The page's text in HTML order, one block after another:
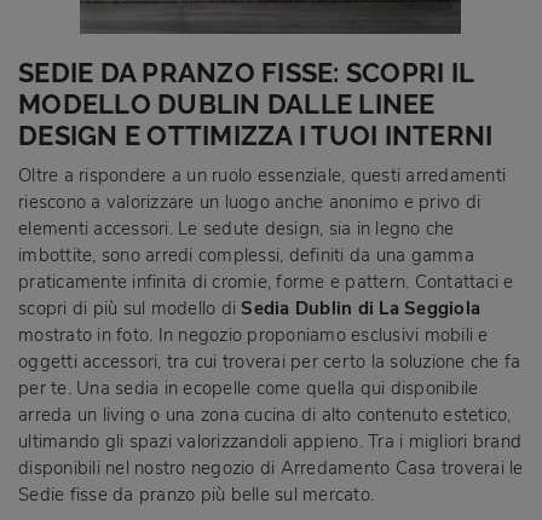
SEDIE DA PRANZO FISSE: SCOPRI IL
MODELLO DUBLIN DALLE LINEE
DESIGN E OTTIMIZZA I TUOI INTERNI
Oltre a rispondere a un ruolo essenziale, questi arredamenti
riescono a valorizzare un luogo anche anonimo e privo di
elementi accessori. Le sedute design, sia in legno che
imbottite, sono arredi complessi, definiti da una gamma
praticamente infinita di cromie, forme e pattern. Contattaci e
scopri di più sul modello di Sedia Dublin di La Seggiola
mostrato in foto. In negozio proponiamo esclusivi mobili e
oggetti accessori, tra cui troverai per certo la soluzione che fa
per te. Una sedia in ecopelle come quella qui disponibile
arreda un living o una zona cucina di alto contenuto estetico,
ultimando gli spazi valorizzandoli appieno. Tra i migliori brand
disponibili nel nostro negozio di Arredamento Casa troverai le
Sedie fisse da pranzo più belle sul mercato.